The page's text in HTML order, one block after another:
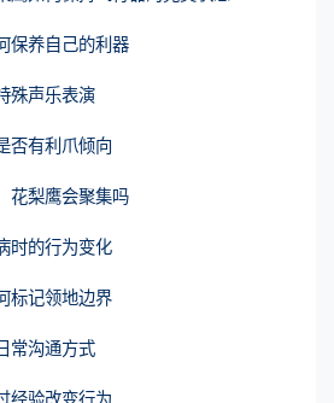
保养自己的利器
殊声乐表演
否有利爪倾向
花梨鹰会聚集吗
时的行为变化
标记领地边界
常沟通方式
经验改变行为